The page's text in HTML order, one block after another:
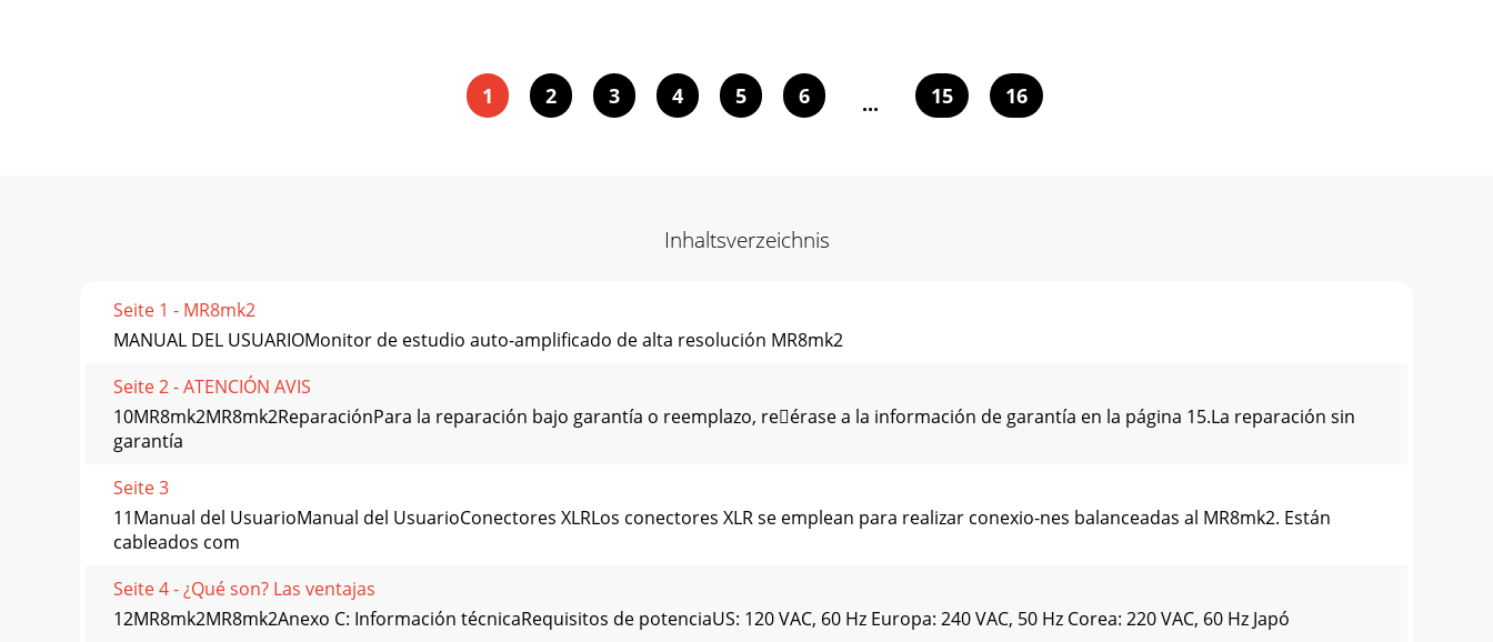
1 2 3 4 5 6 ... 15 16
Inhaltsverzeichnis
Seite 1 - MR8mk2
MANUAL DEL USUARIOMonitor de estudio auto-ampliﬁcado de alta resolución MR8mk2
Seite 2 - ATENCIÓN AVIS
10MR8mk2MR8mk2ReparaciónPara la reparación bajo garantía o reemplazo, reérase a la información de garantía en la página 15.La reparación sin
garantía
Seite 3
11Manual del UsuarioManual del UsuarioConectores XLRLos conectores XLR se emplean para realizar conexio-nes balanceadas al MR8mk2. Están
cableados com
Seite 4 - ¿Qué son? Las ventajas
12MR8mk2MR8mk2Anexo C: Información técnicaRequisitos de potenciaUS: 120 VAC, 60 Hz Europa: 240 VAC, 50 Hz Corea: 220 VAC, 60 Hz Japó